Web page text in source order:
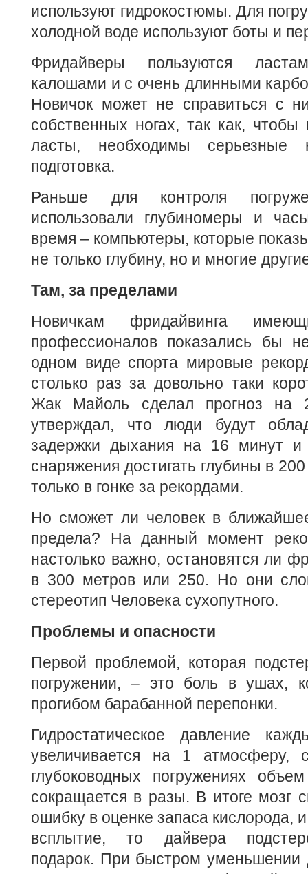
используют гидрокостюмы. Для
холодной воде используют боты и
Фридайверы пользуются
калошами и с очень длинными
Новичок может не справиться с
собственных ногах, так как, чтобы
ласты, необходимы серьезные
подготовка.
Раньше для контроля
использовали глубиномеры и
время – компьютеры, которые
не только глубину, но и многие
Там, за пределами
Новичкам фридайвинга
профессионалов показались бы
одном виде спорта мировые
столько раз за довольно таки
Жак Майоль сделал прогноз на
утверждал, что люди будут
задержки дыхания на 16 минут и
снаряжения достигать глубины в
только в гонке за рекордами.
Но сможет ли человек в
предела? На данный момент
настолько важно, остановятся ли
в 300 метров или 250. Но они
стереотип Человека сухопутного.
Проблемы и опасности
Первой проблемой, которая
погружении, – это боль в ушах,
прогибом барабанной перепонки.
Гидростатическое давление
увеличивается на 1 атмосферу,
глубоководных погружениях
сокращается в разы. В итоге мозг
ошибку в оценке запаса кислорода,
всплытие, то дайвера
подарок. При быстром уменьшении